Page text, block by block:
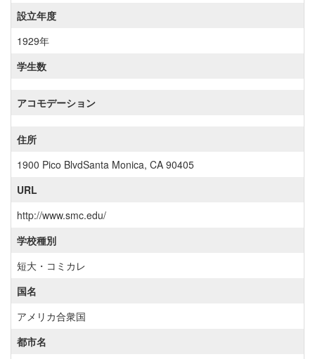
設立年度
1929年
学生数
アコモデーション
住所
1900 Pico BlvdSanta Monica, CA 90405
URL
http://www.smc.edu/
学校種別
短大・コミカレ
国名
アメリカ合衆国
都市名